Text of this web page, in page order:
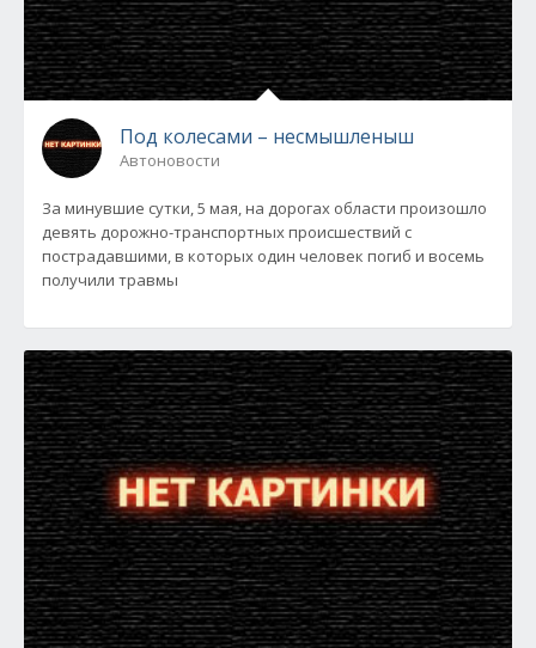
Под колесами – несмышленыш
Автоновости
За минувшие сутки, 5 мая, на дорогах области произошло
девять дорожно-транспортных происшествий с
пострадавшими, в которых один человек погиб и восемь
получили травмы